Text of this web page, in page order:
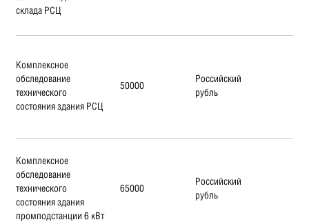
склада РСЦ
Комплексное
обследование
технического
состояния здания РСЦ
50000
Российский
рубль
Комплексное
обследование
технического
состояния здания
промподстанции 6 кВт
65000
Российский
рубль